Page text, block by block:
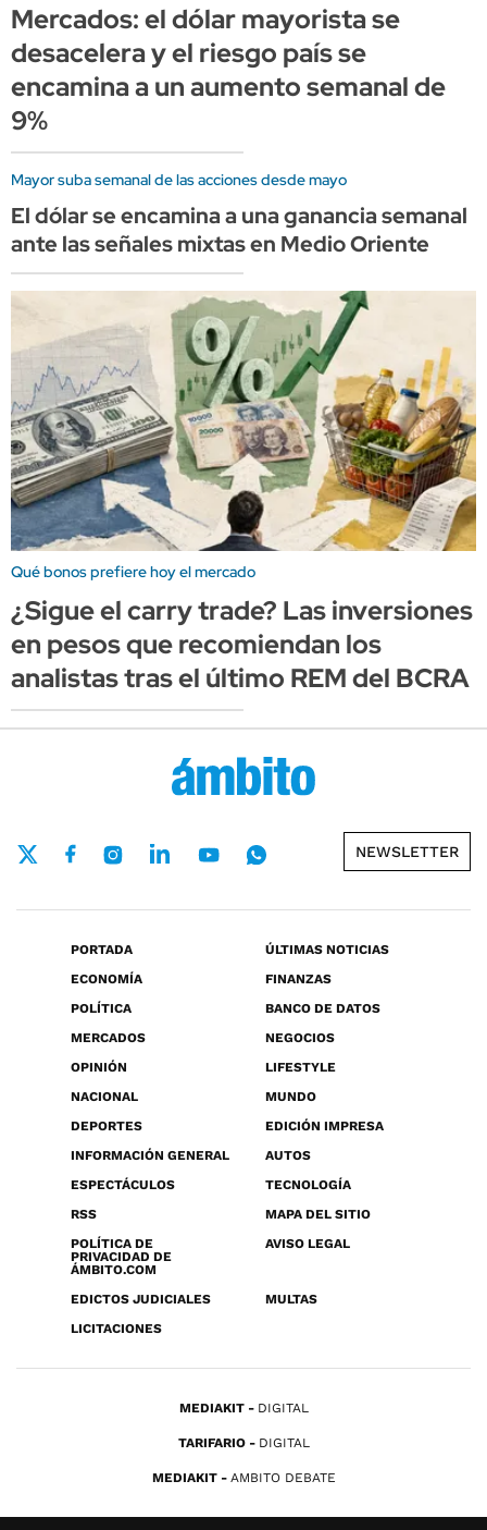
Mercados: el dólar mayorista se
desacelera y el riesgo país se
encamina a un aumento semanal de
9%
Mayor suba semanal de las acciones desde mayo
El dólar se encamina a una ganancia semanal
ante las señales mixtas en Medio Oriente
Qué bonos prefiere hoy el mercado
¿Sigue el carry trade? Las inversiones
en pesos que recomiendan los
analistas tras el último REM del BCRA
NEWSLETTER
PORTADA
ÚLTIMAS NOTICIAS
ECONOMÍA
FINANZAS
POLÍTICA
BANCO DE DATOS
MERCADOS
NEGOCIOS
OPINIÓN
LIFESTYLE
NACIONAL
MUNDO
DEPORTES
EDICIÓN IMPRESA
INFORMACIÓN GENERAL
AUTOS
ESPECTÁCULOS
TECNOLOGÍA
RSS
MAPA DEL SITIO
POLÍTICA DE
PRIVACIDAD DE
ÁMBITO.COM
AVISO LEGAL
EDICTOS JUDICIALES
MULTAS
LICITACIONES
MEDIAKIT DIGITAL
TARIFARIO DIGITAL
MEDIAKIT AMBITO DEBATE